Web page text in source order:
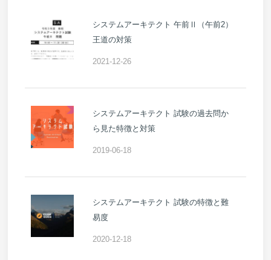
システムアーキテクト 午前Ⅱ（午前2）
王道の対策
2021-12-26
システムアーキテクト 試験の過去問か
ら見た特徴と対策
2019-06-18
システムアーキテクト 試験の特徴と難
易度
2020-12-18